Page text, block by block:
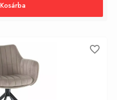
Kosárba